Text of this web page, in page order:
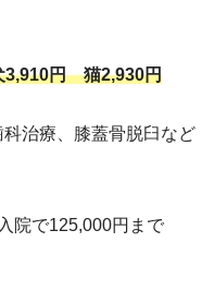
3,910円 猫2,930円
療、膝蓋骨脱臼など
院で125,000円まで